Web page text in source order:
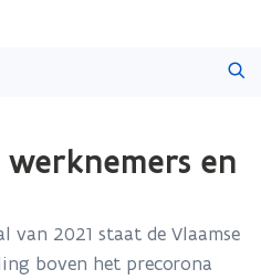
gaan
en
van 2021 staat de Vlaamse
boven het precorona